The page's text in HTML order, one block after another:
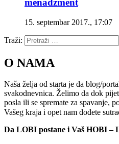
menadžment
15. septembar 2017., 17:07
Traži:
O NAMA
Naša želja od starta je da blog/
svakodnevnica. Želimo da dok
posla ili se spremate za spavanje,
Vašeg kraja i opet nam dođete
Da LOBI postane i Vaš HOBI –